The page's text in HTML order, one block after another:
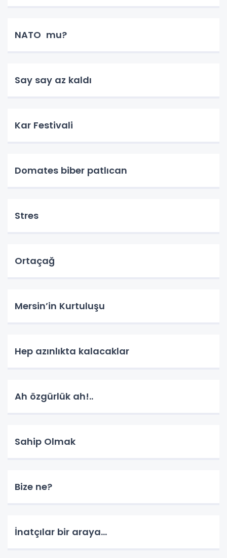
NATO mu?
Say say az kaldı
Kar Festivali
Domates biber patlıcan
Stres
Ortaçağ
Mersin’in Kurtuluşu
Hep azınlıkta kalacaklar
Ah özgürlük ah!..
Sahip Olmak
Bize ne?
İnatçılar bir araya…